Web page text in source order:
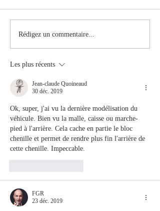
Vladimir Petropavlovsky's
Rédigez un commentaire...
Les plus récents
Jean-claude Quoineaud
30 déc. 2019
Ok, super, j'ai vu la dernière modélisation du
véhicule. Bien vu la malle, caisse ou marche-
pied à l'arrière. Cela cache en partie le bloc
chenille et permet de rendre plus fin l'arrière de
cette chenille. Impeccable.
FGR
23 déc. 2019